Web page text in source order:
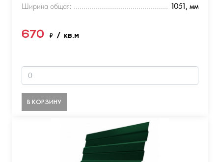
Ширина общая:
1051, мм
670 ₽ / кв.м
В КОРЗИНУ